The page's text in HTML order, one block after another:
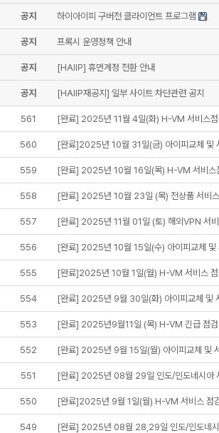
공지 하이아이피 구버전 클라이언트 프로그램
공지 프록시 운영정책 안내
공지 [HAIIP] 휴먼계정 전환 안내
공지 [HAIIP재공지] 일부 사이트 차단관련 공지
561 [완료] 2025년 11월 4일(화) H-VM 서비스점
560 [완료]2025년 10월 31일(금) 아이피교체 및
559 [완료] 2025년 10월 16일(목) H-VM 서비스
558 [완료] 2025년 10월 23일 (목) 전상품 서비
557 [완료] 2025년 11월 01일 (토) 해외VPN 서
556 [완료] 2025년 10월 15일(수) 아이피교체 및
555 [완료]2025년 10월 1일(월) H-VM 서비스 점
554 [완료] 2025년 9월 30일(화) 아이피교체 및
553 [완료] 2025년9월11일 (목) H-VM 긴급 점검
552 [완료] 2025년 9월 15일(월) 아이피교체 및
551 [완료] 2025년 08월 29일 인도/인도네시아
550 [완료]2025년 9월 1일(월) H-VM 서비스 점
549 [완료] 2025년 08월 28,29일 인도/인도네